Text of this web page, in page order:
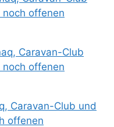
offenen
Caravan-Club
offenen
Caravan-Club und
offenen